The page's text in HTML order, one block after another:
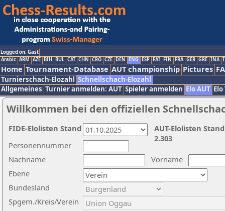
Logged on: Gast
Arabic ARM AZE BIH BUL CAT CHN CRO CZE DEN ENG ESP FAI FIN FRA GER GRE INA
Home Tournament-Database AUT championship Pictures
Turnierschach-Elozahl Schnellschach-Elozahl
Allgemeines Turnier anmelden: AUT Spieler anmelden Elo AUT
Willkommen bei den offiziellen
Nachname
Vorname
Ebene
Personennummer
Bundesland
Spgem./Kreis/Verein
AUT-Elolisten
2.303
FIDE-Elolisten Stand